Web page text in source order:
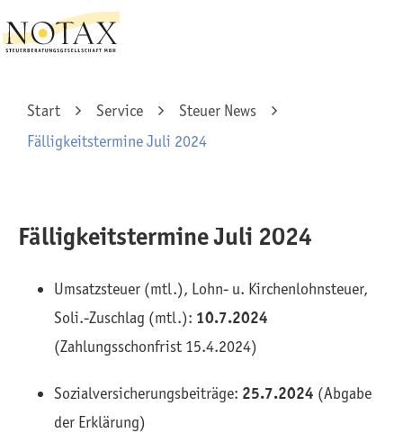
Start Service
Steuer News
Fälligkeitstermine Juli 2024
Fälligkeitstermine Juli 2024
Umsatzsteuer (mtl.), Lohn- u. Kirchenlohnsteuer,
Soli.-Zuschlag (mtl.): 10.7.2024
(Zahlungsschonfrist 15.4.2024)
Sozialversicherungsbeiträge: 25.7.2024 (Abgabe
der Erklärung)